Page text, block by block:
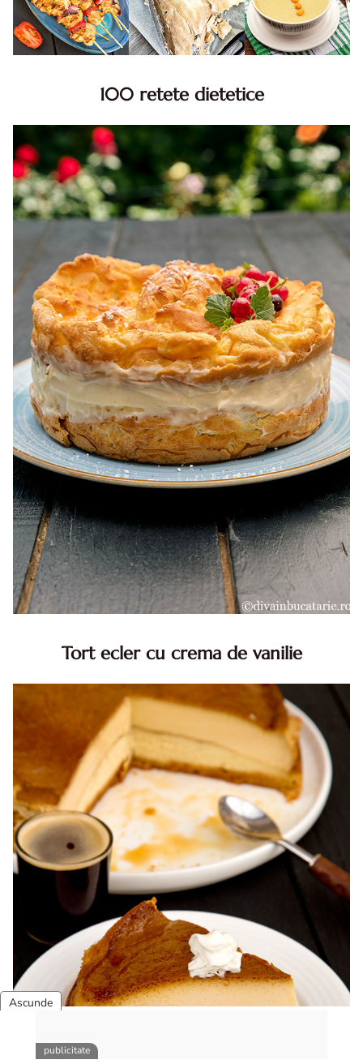
100 retete dietetice
dietetice. Idei retete dietetice. 100 Retete mancare
pentru dieta.
Tort ecler cu crema de vanilie
Reteta tort ecler. Tort ecler cu crema vanilie. Reteta
Karpatka